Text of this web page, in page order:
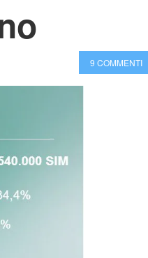
9 COMMENTI